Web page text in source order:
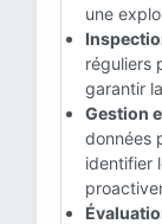
une
réguliers
garantir
Gestion
données
identifier